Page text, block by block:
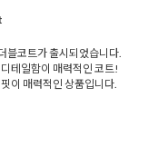
블코트가 출시되었습니다.
테일함이 매력적인 코트!
이 매력적인 상품입니다.